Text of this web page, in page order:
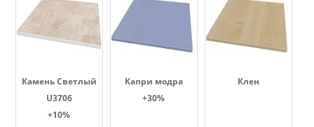
Камень Светлый
U3706
+10%
Капри модра
+30%
Клен